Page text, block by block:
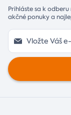
Prihláste sa k
akčné ponuky a